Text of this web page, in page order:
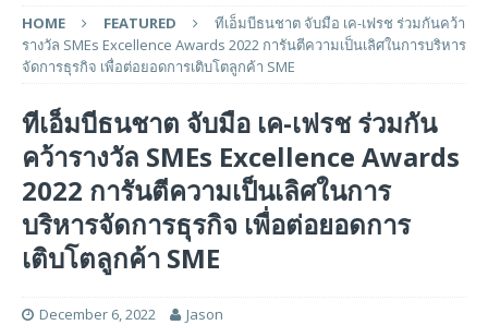
HOME FEATURED
ทีเอ็มบีธนชาต จับมือ เค-เฟรช ร่วมกันคว้า
รางวัล SMEs Excellence Awards 2022 การันตีความเป็นเลิศในการบริหาร
จัดการธุรกิจ เพื่อต่อยอดการเติบโตลูกค้า SME
ทีเอ็มบีธนชาต จับมือ เค-เฟรช ร่วมกัน
คว้ารางวัล SMEs Excellence Awards
2022 การันตีความเป็นเลิศในการ
บริหารจัดการธุรกิจ เพื่อต่อยอดการ
เติบโตลูกค้า SME
December 6, 2022 Jason